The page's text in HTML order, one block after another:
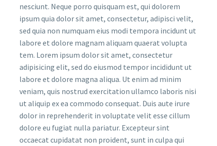
nesciunt. Neque porro quisquam est, qui dolorem
ipsum quia dolor sit amet, consectetur, adipisci velit,
sed quia non numquam eius modi tempora incidunt ut
labore et dolore magnam aliquam quaerat volupta
tem. Lorem ipsum dolor sit amet, consectetur
adipisicing elit, sed do eiusmod tempor incididunt ut
labore et dolore magna aliqua. Ut enim ad minim
veniam, quis nostrud exercitation ullamco laboris nisi
ut aliquip ex ea commodo consequat. Duis aute irure
dolor in reprehenderit in voluptate velit esse cillum
dolore eu fugiat nulla pariatur. Excepteur sint
occaecat cupidatat non proident, sunt in culpa qui